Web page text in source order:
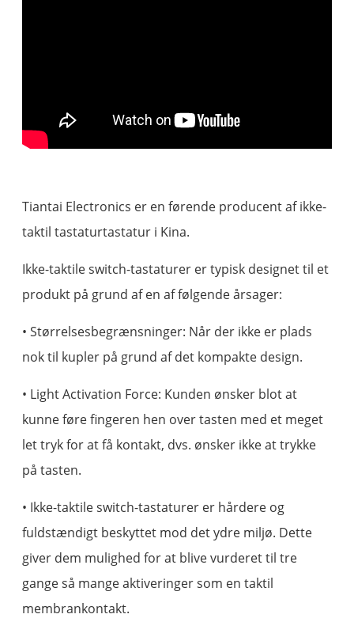
Tiantai Electronics er en førende producent af ikke-
taktil tastaturtastatur i Kina.
Ikke-taktile switch-tastaturer er typisk designet til et
produkt på grund af en af ​​følgende årsager:
• Størrelsesbegrænsninger: Når der ikke er plads
nok til kupler på grund af det kompakte design.
• Light Activation Force: Kunden ønsker blot at
kunne føre fingeren hen over tasten med et meget
let tryk for at få kontakt, dvs. ønsker ikke at trykke
på tasten.
• Ikke-taktile switch-tastaturer er hårdere og
fuldstændigt beskyttet mod det ydre miljø. Dette
giver dem mulighed for at blive vurderet til tre
gange så mange aktiveringer som en taktil
membrankontakt.